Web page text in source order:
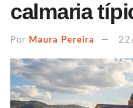
calmaria
Por Maura Pereira